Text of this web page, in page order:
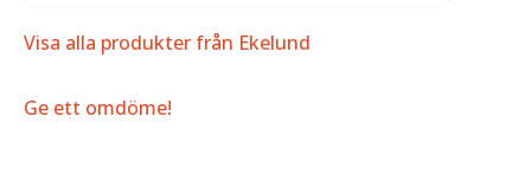
Visa alla produkter från Ekelund
Ge ett omdöme!